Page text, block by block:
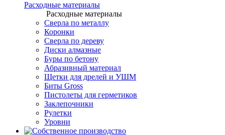
Расходные материалы
Расходные материалы
Сверла по металлу
Коронки
Сверла по дереву
Диски алмазные
Буры по бетону
Абразивный материал
Щетки для дрелей и УШМ
Биты Gross
Пистолеты для герметиков
Заклепочники
Рулетки
Уровни